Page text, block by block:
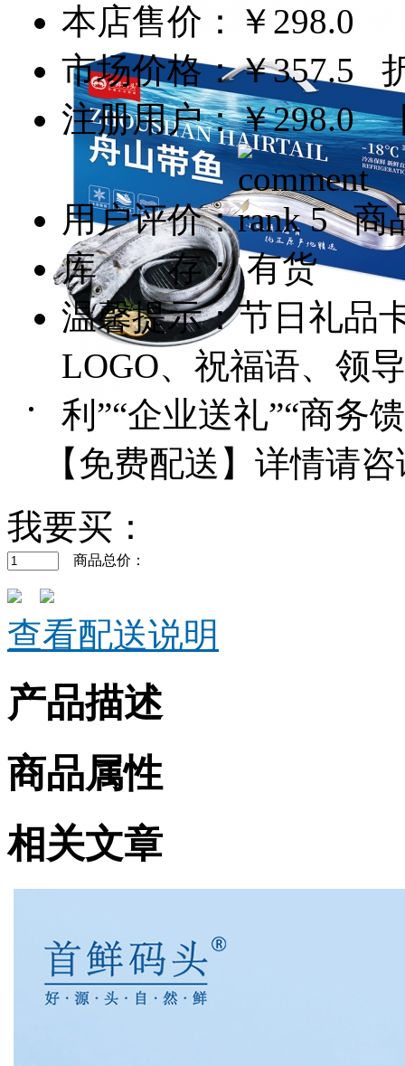
本店售价：
￥298.0
市场价格：￥357.5
注册用户：￥298.0
用户评价：
商
库 存： 有货
温馨提示：节日礼品
LOGO、祝福语、领
利”“企业送礼”“商务
【免费配送】详情请
我要买：
商品总价：
查看配送说明
产品描述
商品属性
相关文章